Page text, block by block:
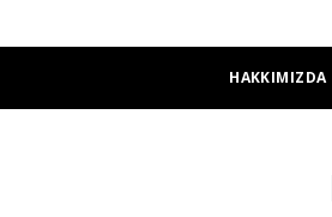
HAKKIMIZDA